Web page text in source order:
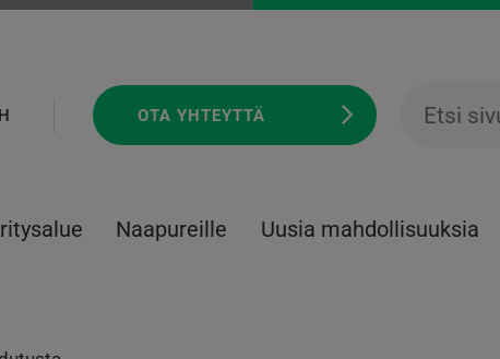
OTA YHTEYTTÄ
Naapureille Uusia mahdollisuuksia